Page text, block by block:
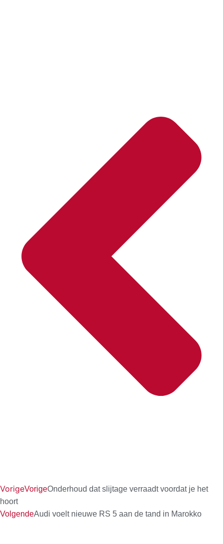
VorigeVorigeOnderhoud dat slijtage verraadt voordat je het
hoort
VolgendeAudi voelt nieuwe RS 5 aan de tand in Marokko